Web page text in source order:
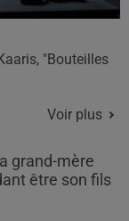
"Bouteilles
Voir plus
grand-mère
être son fils